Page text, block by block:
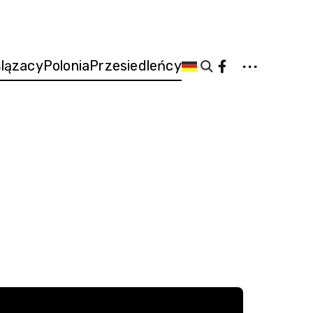
PoloniaPrzesiedleńcy ...